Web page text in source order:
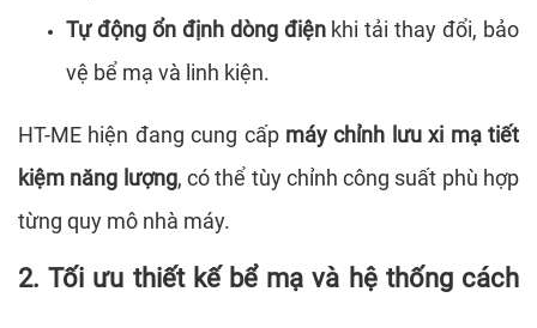
Tự động ổn định dòng điệnkhi tải thay đổi, bảo
vệ bể mạ và linh kiện.
HT-ME hiện đang cung cấp máy chỉnh lưu xi mạ tiết
kiệm năng lượng, có thể tùy chỉnh công suất phù hợp
từng quy mô nhà máy.
2. Tối ưu thiết kế bể mạ và hệ thống cách